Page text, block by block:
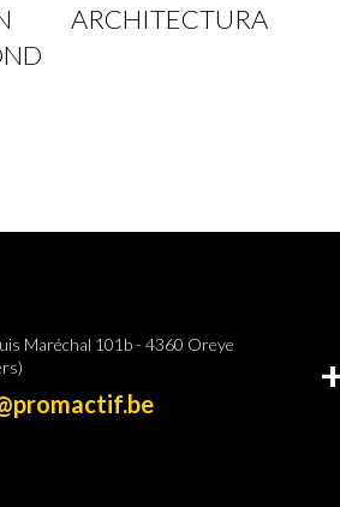
ARCHITECTURA
Maréchal 101b - 4360 Oreye